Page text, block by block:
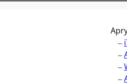
–
–
–
–